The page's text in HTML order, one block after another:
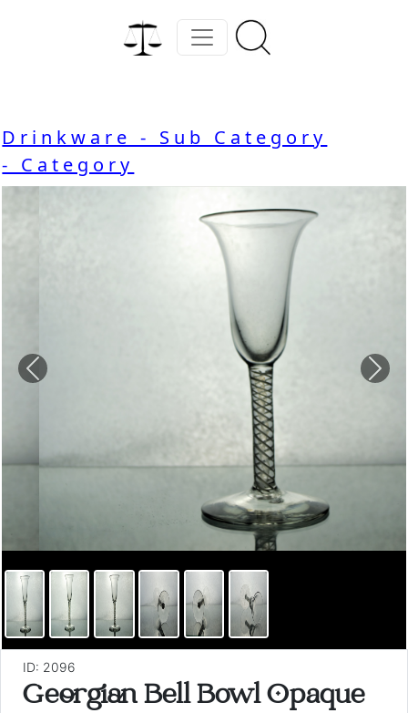
Drinkware - Sub Category
- Category
Previous
ID: 2096
Georgian Bell Bowl Opaque